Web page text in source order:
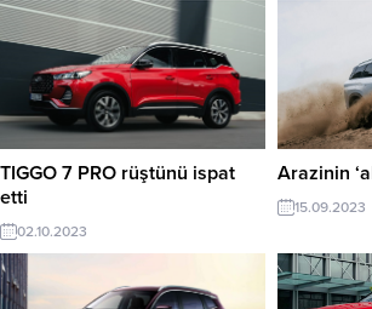
TIGGO 7 PRO rüştünü ispat
etti
02.10.2023
Arazinin
15.09.2023